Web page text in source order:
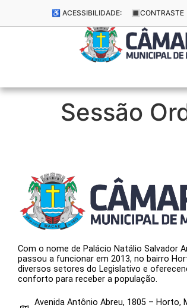
♿ ACESSIBILIDADE: 🔳 CONTRASTE
Sessão
Com o nome de Palácio Natálio Salvador
passou a funcionar em 2013, no bairro
diversos setores do Legislativo e
conforto para receber a população.
Avenida Antônio Abreu, 1805 – Horto,